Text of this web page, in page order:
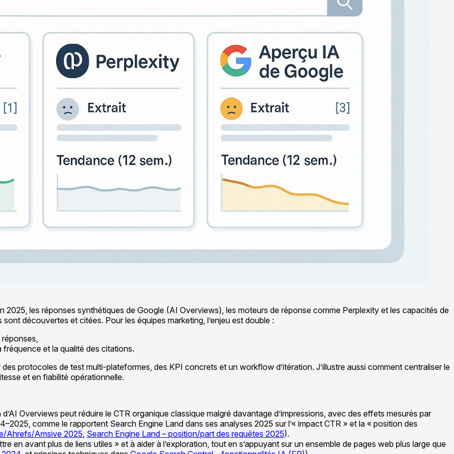
2025, les réponses synthétiques de Google (AI Overviews), les moteurs de réponse comme Perplexity et les capacités de
découvertes et citées. Pour les équipes marketing, l’enjeu est double :
fréquence et la qualité des citations.
protocoles de test multi-plateformes, des KPI concrets et un workflow d’itération. J’illustre aussi comment centraliser le
et en fiabilité opérationnelle.
Overviews peut réduire le CTR organique classique malgré davantage d’impressions, avec des effets mesurés par
comme le rapportent Search Engine Land dans ses analyses 2025 sur l’« impact CTR » et la « position des
Ahrefs/Amsive 2025 Search Engine Land – position/part des requêtes 2025).
en avant plus de liens utiles » et à aider à l’exploration, tout en s’appuyant sur un ensemble de pages web plus large que